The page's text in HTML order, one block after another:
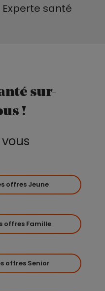
santé
sur-
!
offres Jeune
offres Famille
offres Senior